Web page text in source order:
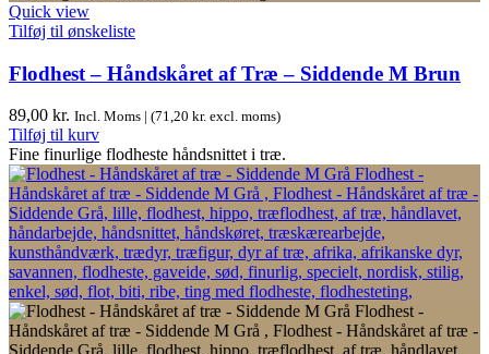
Quick view
Tilføj til ønskeliste
Flodhest – Håndskåret af Træ – Siddende M Brun
89,00 kr. Incl. Moms | (71,20 kr. excl. moms)
Tilføj til kurv
Fine finurlige flodheste håndsnittet i træ.